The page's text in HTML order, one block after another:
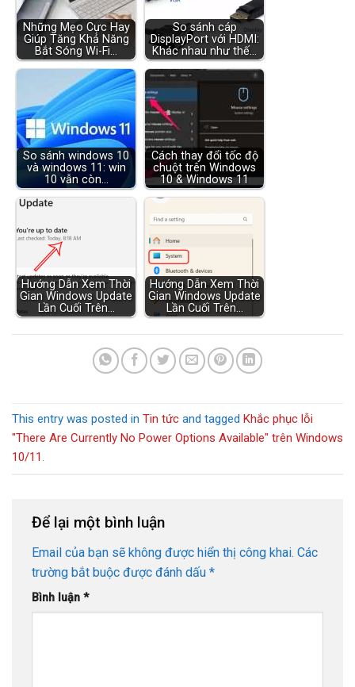
Những Mẹo Cực Hay
Giúp Tăng Khả Năng
Bắt Sóng Wi-Fi…
So sánh cáp
DisplayPort với HDMI:
Khác nhau như thế…
So sánh windows 10
và windows 11: win
10 vẫn còn…
Cách thay đổi tốc độ
chuột trên Windows
10 & Windows 11
Hướng Dẫn Xem Thời
Gian Windows Update
Lần Cuối Trên…
Hướng Dẫn Xem Thời
Gian Windows Update
Lần Cuối Trên…
This entry was posted in Tin tức and tagged Khắc phục lỗi
"There Are Currently No Power Options Available" trên Windows
10/11.
Để lại một bình luận
Email của bạn sẽ không được hiển thị công khai. Các
trường bắt buộc được đánh dấu *
Bình luận *